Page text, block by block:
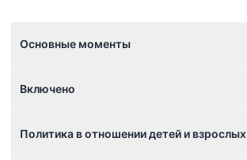
Основные моменты
Включено
Политика в отношении детей и взрослых